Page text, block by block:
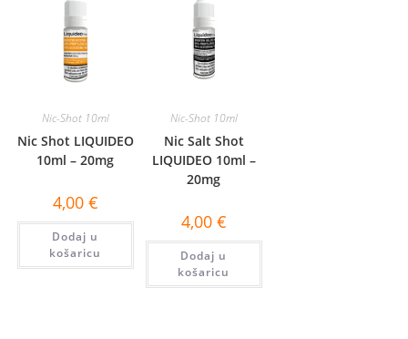
Nic-Shot 10ml
Nic Shot LIQUIDEO
10ml – 20mg
4,00 €
Dodaj u
košaricu
Nic-Shot 10ml
Nic Salt Shot
LIQUIDEO 10ml –
20mg
4,00 €
Dodaj u
košaricu